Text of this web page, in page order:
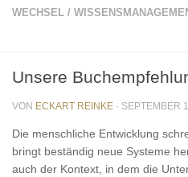
WECHSEL /
Unsere
VON ECKART REINKE · SEPTEMBER
Die menschliche Entwicklung
bringt beständig neue Systeme
auch der Kontext, in dem die